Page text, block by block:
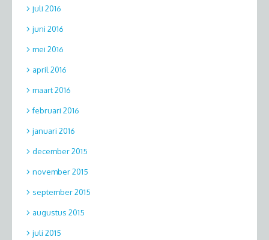
juli 2016
juni 2016
mei 2016
april 2016
maart 2016
februari 2016
januari 2016
december 2015
november 2015
september 2015
augustus 2015
juli 2015